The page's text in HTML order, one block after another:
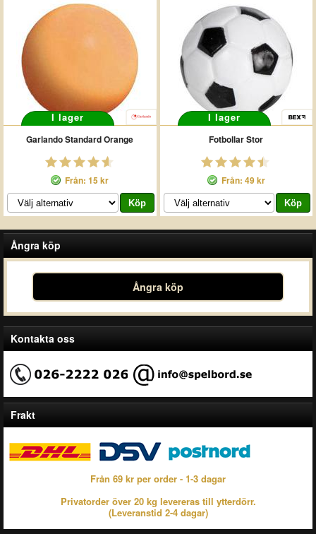
I lager
Garlando Standard Orange
Från: 15 kr
I lager
Fotbollar Stor
Från: 49 kr
Ångra köp
Ångra köp
Kontakta oss
Frakt
Från 69 kr per order - 1-3 dagar
Privatorder över 20 kg levereras till ytterdörr.
(Leveranstid 2-4 dagar)